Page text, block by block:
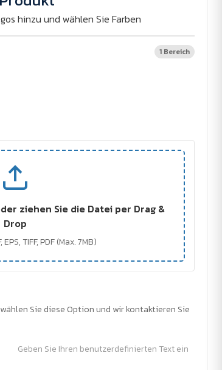
hinzu und wählen Sie Farben
1 Bereich
ziehen Sie die Datei per Drag &
Drop
EPS, TIFF, PDF (Max. 7MB)
Sie diese Option und wir kontaktieren Sie
Geben Sie Ihren benutzerdefinierten Text ein